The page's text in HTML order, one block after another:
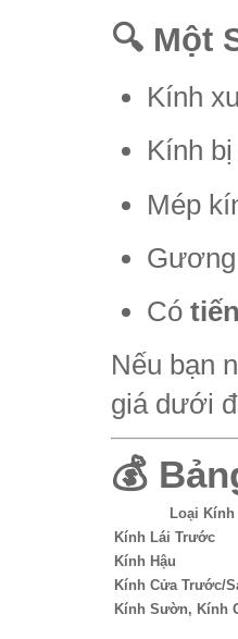
🔍 Một
Kính
Kính bị
Mép
Có
Nếu bạn
giá dưới
💰
Loại Kính
Kính Lái Trước
Kính Hậu
Kính Cửa Trước/
Kính Sườn, Kính